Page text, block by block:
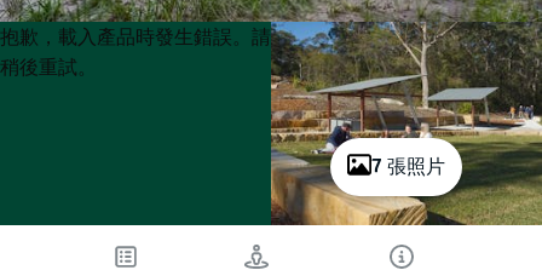
7 張照片
Product
List
Product
List
抱歉，載入產品時發生錯誤。請
稍後重試。